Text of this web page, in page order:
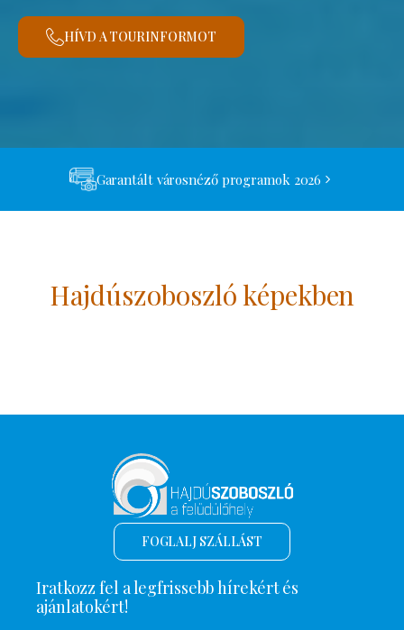
HÍVD A TOURINFORMOT
Garantált városnéző programok 2026
Hajdúszoboszló képekben
FOGLALJ SZÁLLÁST
Iratkozz fel a legfrissebb hírekért és
ajánlatokért!